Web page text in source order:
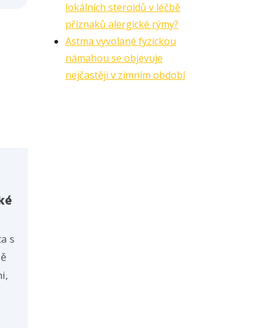
s
lokálních steroidů v léčbě
příznaků alergické rýmy?
Astma vyvolané fyzickou
námahou se objevuje
nejčastěji v zimním období